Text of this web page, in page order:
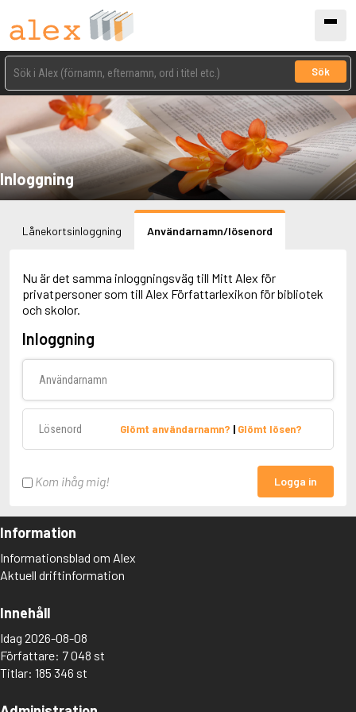
Sök
Inloggning
Lånekortsinloggning Användarnamn/lösenord
Nu är det samma inloggningsväg till Mitt Alex för
privatpersoner som till Alex Författarlexikon för bibliotek
och skolor.
Inloggning
Glömt användarnamn? | Glömt lösen?
Kom ihåg mig! Logga in
Information
Informationsblad om Alex
Aktuell driftinformation
Innehåll
Idag 2026-08-08
Författare: 7 048 st
Titlar: 185 346 st